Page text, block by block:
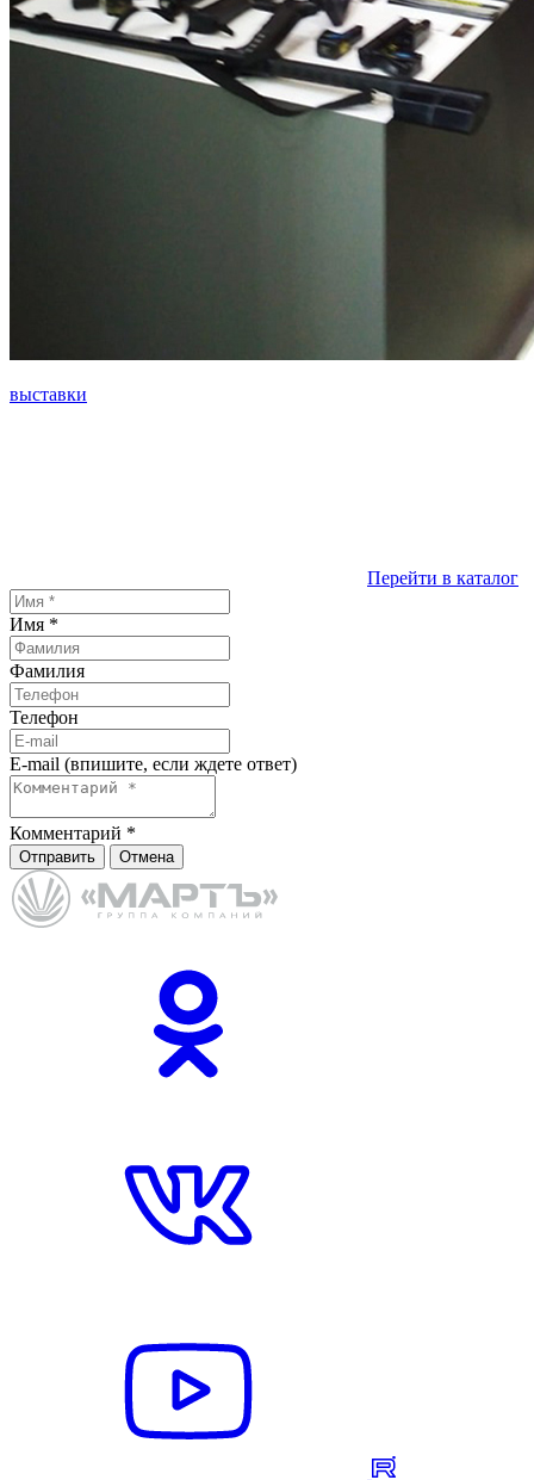
выставки
Перейти в каталог
Имя *
Фамилия
Телефон
E-mail (впишите, если ждете ответ)
Комментарий *
Отправить Отмена